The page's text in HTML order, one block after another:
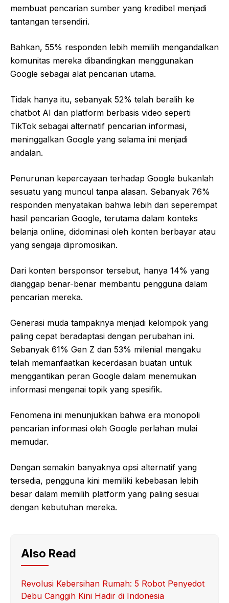
membuat pencarian sumber yang kredibel menjadi
tantangan tersendiri.
Bahkan, 55% responden lebih memilih mengandalkan
komunitas mereka dibandingkan menggunakan
Google sebagai alat pencarian utama.
Tidak hanya itu, sebanyak 52% telah beralih ke
chatbot AI dan platform berbasis video seperti
TikTok sebagai alternatif pencarian informasi,
meninggalkan Google yang selama ini menjadi
andalan.
Penurunan kepercayaan terhadap Google bukanlah
sesuatu yang muncul tanpa alasan. Sebanyak 76%
responden menyatakan bahwa lebih dari seperempat
hasil pencarian Google, terutama dalam konteks
belanja online, didominasi oleh konten berbayar atau
yang sengaja dipromosikan.
Dari konten bersponsor tersebut, hanya 14% yang
dianggap benar-benar membantu pengguna dalam
pencarian mereka.
Generasi muda tampaknya menjadi kelompok yang
paling cepat beradaptasi dengan perubahan ini.
Sebanyak 61% Gen Z dan 53% milenial mengaku
telah memanfaatkan kecerdasan buatan untuk
menggantikan peran Google dalam menemukan
informasi mengenai topik yang spesifik.
Fenomena ini menunjukkan bahwa era monopoli
pencarian informasi oleh Google perlahan mulai
memudar.
Dengan semakin banyaknya opsi alternatif yang
tersedia, pengguna kini memiliki kebebasan lebih
besar dalam memilih platform yang paling sesuai
dengan kebutuhan mereka.
Also Read
Revolusi Kebersihan Rumah: 5 Robot Penyedot
Debu Canggih Kini Hadir di Indonesia